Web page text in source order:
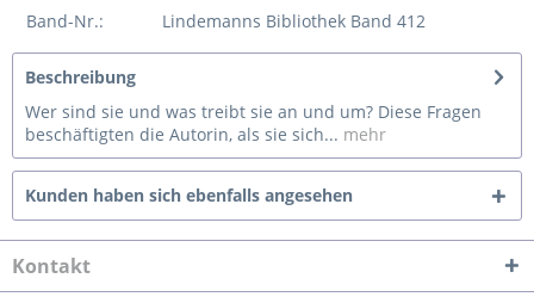
Band-Nr.:
Lindemanns Bibliothek Band 412
Beschreibung
Wer sind sie und was treibt sie an und um? Diese Fragen
beschäftigten die Autorin, als sie sich... mehr
Kunden haben sich ebenfalls angesehen
Kontakt